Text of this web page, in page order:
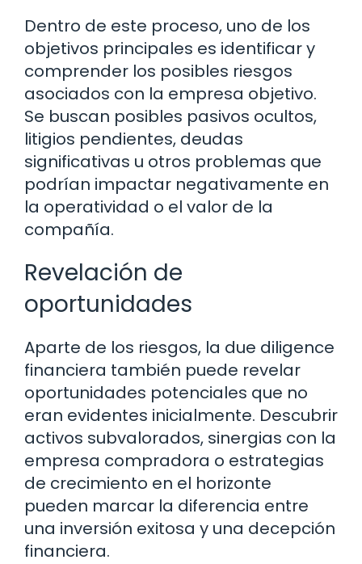
Dentro de este proceso, uno de los
objetivos principales es identificar y
comprender los posibles riesgos
asociados con la empresa objetivo.
Se buscan posibles pasivos ocultos,
litigios pendientes, deudas
significativas u otros problemas que
podrían impactar negativamente en
la operatividad o el valor de la
compañía.
Revelación de
oportunidades
Aparte de los riesgos, la due diligence
financiera también puede revelar
oportunidades potenciales que no
eran evidentes inicialmente. Descubrir
activos subvalorados, sinergias con la
empresa compradora o estrategias
de crecimiento en el horizonte
pueden marcar la diferencia entre
una inversión exitosa y una decepción
financiera.